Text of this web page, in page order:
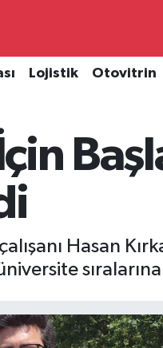
Lojistik Otovitrin
Hasan